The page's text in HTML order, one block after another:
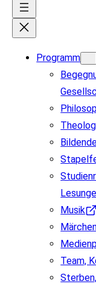
Programm
Musik
Team,